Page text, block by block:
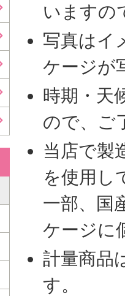
いますの
写真はイ
ケージが
時期・天
ので、ご
当店で製
を使用し
一部、国
ケージに
計量商品
す。